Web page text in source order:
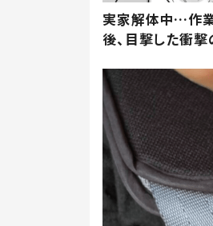
実家解体中…作
後、目撃した衝撃